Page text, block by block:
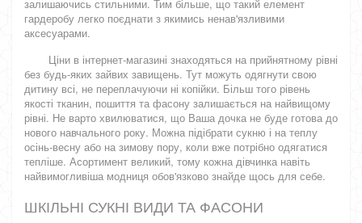
залишаючись стильними. Тим більше, що такий елемент
гардеробу легко поєднати з якимись ненав'язливими
аксесуарами.
Ціни в інтернет-магазині знаходяться на прийнятному рівні
без будь-яких зайвих завищень. Тут можуть одягнути свою
дитину всі, не переплачуючи ні копійки. Більш того рівень
якості тканин, пошиття та фасону залишається на найвищому
рівні. Не варто хвилюватися, що Ваша дочка не буде готова до
нового навчального року. Можна підібрати сукню і на теплу
осінь-весну або на зимову пору, коли вже потрібно одягатися
тепліше. Асортимент великий, тому кожна дівчинка навіть
найвимогливіша модниця обов'язково знайде щось для себе.
ШКІЛЬНІ СУКНІ ВИДИ ТА ФАСОНИ